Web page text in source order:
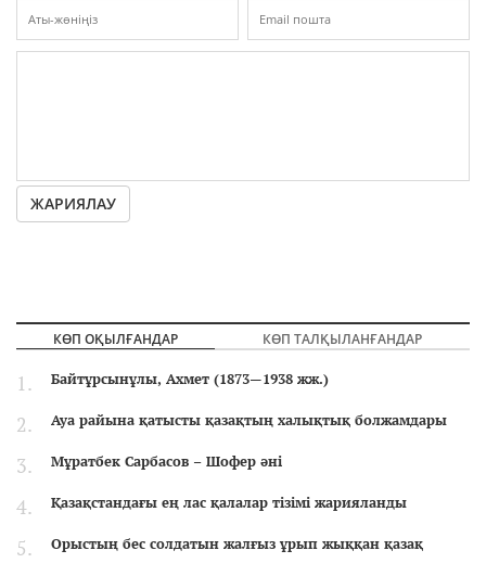
ЖАРИЯЛАУ
КӨП ОҚЫЛҒАНДАР КӨП ТАЛҚЫЛАНҒАНДАР
Байтұрсынұлы, Ахмет (1873—1938 жж.)
Ауа райына қатысты қазақтың халықтық болжамдары
Мұратбек Сарбасов – Шофер әні
Қазақстандағы ең лас қалалар тізімі жарияланды
Орыстың бес солдатын жалғыз ұрып жыққан қазақ